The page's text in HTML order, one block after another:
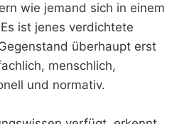
wie jemand sich in einem
ist jenes verdichtete
überhaupt erst
menschlich,
und normativ.